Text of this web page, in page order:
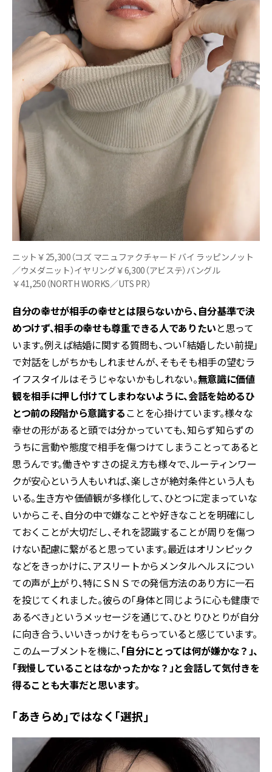
ニット￥25,300（コズ マニュファクチャード バイ ラッピンノット
／ウメダニット）イヤリング￥6,300（アビステ）バングル
￥41,250（NORTH WORKS／UTS PR）
自分の幸せが相手の幸せとは限らないから、自分基準で決
めつけず、相手の幸せも尊重できる人でありたいと思って
います。例えば結婚に関する質問も、つい「結婚したい前提」
で対話をしがちかもしれませんが、そもそも相手の望むラ
イフスタイルはそうじゃないかもしれない。無意識に価値
観を相手に押し付けてしまわないように、会話を始めるひ
とつ前の段階から意識することを心掛けています。様々な
幸せの形があると頭では分かっていても、知らず知らずの
うちに言動や態度で相手を傷つけてしまうことってあると
思うんです。働きやすさの捉え方も様々で、ルーティンワー
クが安心という人もいれば、楽しさが絶対条件という人も
いる。生き方や価値観が多様化して、ひとつに定まっていな
いからこそ、自分の中で嫌なことや好きなことを明確にし
ておくことが大切だし、それを認識することが周りを傷つ
けない配慮に繋がると思っています。最近はオリンピック
などをきっかけに、アスリートからメンタルヘルスについ
ての声が上がり、特にＳＮＳでの発信方法のあり方に一石
を投じてくれました。彼らの「身体と同じように心も健康で
あるべき」というメッセージを通じて、ひとりひとりが自分
に向き合う、いいきっかけをもらっていると感じています。
このムーブメントを機に、「自分にとっては何が嫌かな？」、
「我慢していることはなかったかな？」と会話して気付きを
得ることも大事だと思います。
「あきらめ」ではなく「選択」